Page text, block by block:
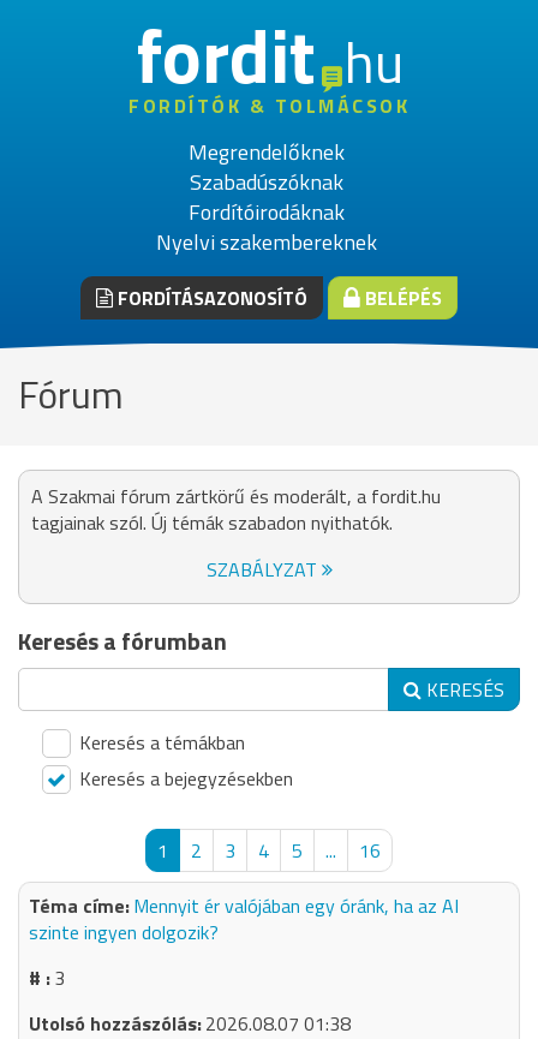
fordithu
FORDÍTÓK & TOLMÁCSOK
Megrendelőknek
Szabadúszóknak
Fordítóirodáknak
Nyelvi szakembereknek
FORDÍTÁSAZONOSÍTÓ BELÉPÉS
Fórum
A Szakmai fórum zártkörű és moderált, a fordit.hu
tagjainak szól. Új témák szabadon nyithatók.
SZABÁLYZAT
Keresés a fórumban
KERESÉS
Keresés a témákban
Keresés a bejegyzésekben
1 2 3 4 5 ...
16
Mennyit ér valójában egy óránk, ha az AI
szinte ingyen dolgozik?
3
2026.08.07 01:38